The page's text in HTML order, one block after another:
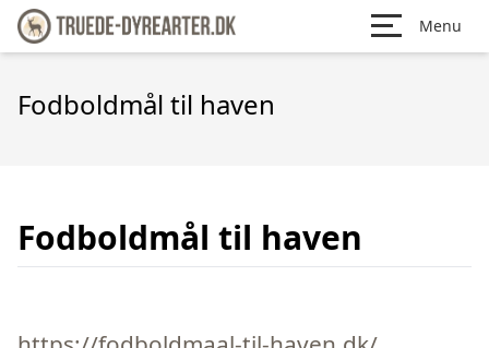
Menu
Fodboldmål til haven
Fodboldmål til haven